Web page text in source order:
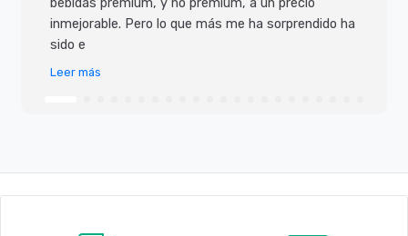
bebidas premium, y no premium, a un precio
inmejorable. Pero lo que más me ha sorprendido ha
sido e
Leer más